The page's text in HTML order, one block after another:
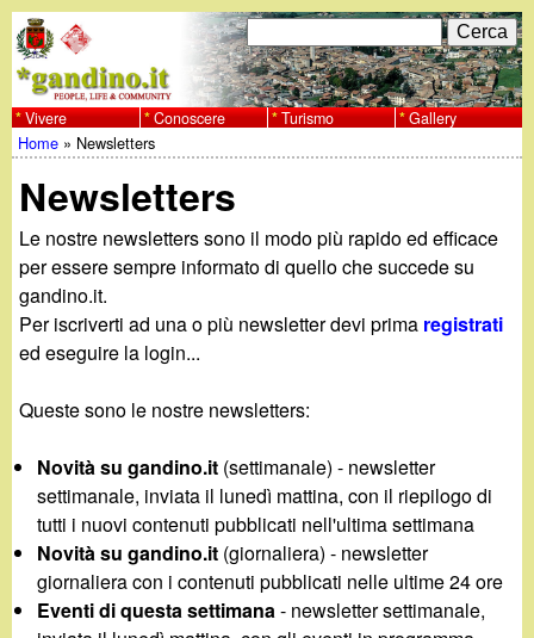
al
contenuto
principale
w
w
w
.
g
a
n
d
i
F
o
r
d
r
c
e
r
c
a
C
e
r
c
Vivere Conoscere Turismo Gallery
Tu
sei
qui
Home » Newsletters
Newsletters
Le nostre newsletters sono il modo più rapido ed efficace
per essere sempre informato di quello che succede su
gandino.it.
Per iscriverti ad una o più newsletter devi prima registrati
ed eseguire la login...
Queste sono le nostre newsletters:
Novità su gandino.it (settimanale) - newsletter
settimanale, inviata il lunedì mattina, con il riepilogo di
tutti i nuovi contenuti pubblicati nell'ultima settimana
Novità su gandino.it (giornaliera) - newsletter
giornaliera con i contenuti pubblicati nelle ultime 24 ore
Eventi di questa settimana- newsletter settimanale,